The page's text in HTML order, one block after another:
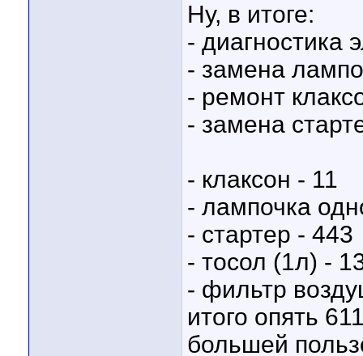
Ну, в итоге:
- диагностика
- замена
- ремонт
- замена
- клаксон - 11
- лампочка
- стартер - 443
- тосол (1л) -
- фильтр
итого опять
большей